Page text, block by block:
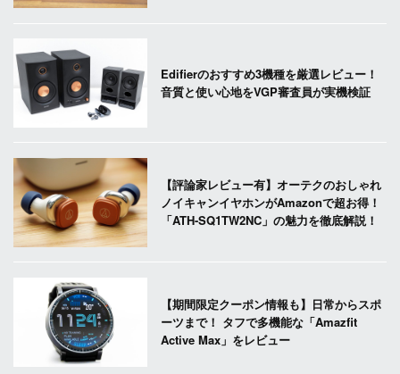
Edifierのおすすめ3機種を厳選レビュー！
音質と使い心地をVGP審査員が実機検証
【評論家レビュー有】オーテクのおしゃれ
ノイキャンイヤホンがAmazonで超お得！
「ATH-SQ1TW2NC」の魅力を徹底解説！
【期間限定クーポン情報も】日常からスポ
ーツまで！ タフで多機能な「Amazfit
Active Max」をレビュー